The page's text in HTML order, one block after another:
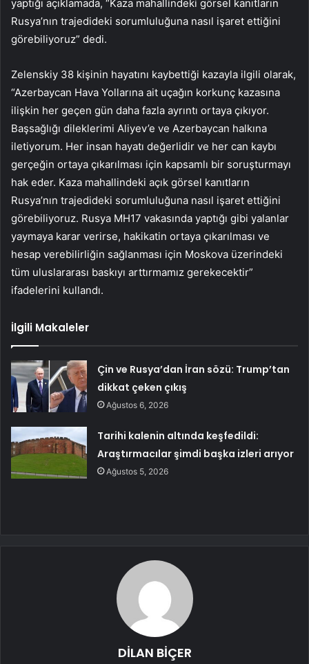
yaptığı açıklamada, “Kaza mahallindeki görsel kanıtların
Rusya’nın trajedideki sorumluluğuna nasıl işaret ettiğini
görebiliyoruz” dedi.
Zelenskiy 38 kişinin hayatını kaybettiği kazayla ilgili olarak,
“Azerbaycan Hava Yollarına ait uçağın korkunç kazasına
ilişkin her geçen gün daha fazla ayrıntı ortaya çıkıyor.
Başsağlığı dileklerimi Aliyev’e ve Azerbaycan halkına
iletiyorum. Her insan hayatı değerlidir ve her can kaybı
gerçeğin ortaya çıkarılması için kapsamlı bir soruşturmayı
hak eder. Kaza mahallindeki açık görsel kanıtların
Rusya’nın trajedideki sorumluluğuna nasıl işaret ettiğini
görebiliyoruz. Rusya MH17 vakasında yaptığı gibi yalanlar
yaymaya karar verirse, hakikatin ortaya çıkarılması ve
hesap verebilirliğin sağlanması için Moskova üzerindeki
tüm uluslararası baskıyı arttırmamız gerekecektir”
ifadelerini kullandı.
İlgili Makaleler
Çin ve Rusya’dan İran sözü: Trump’tan
dikkat çeken çıkış
Ağustos 6, 2026
Tarihi kalenin altında keşfedildi:
Araştırmacılar şimdi başka izleri arıyor
Ağustos 5, 2026
DİLAN BİÇER